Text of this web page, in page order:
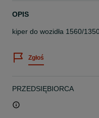
OPIS
kiper do wozidła 1560/
Zgłoś
PRZEDSIĘBIORCA